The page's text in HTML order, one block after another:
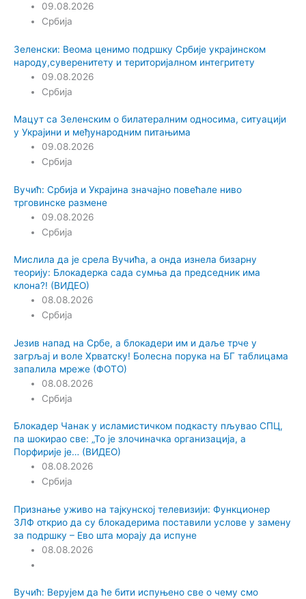
09.08.2026
Србија
Зеленски: Веома ценимо подршку Србије украјинском
народу,суверенитету и територијалном интегритету
09.08.2026
Србија
Мацут са Зеленским о билатералним односима, ситуацији
у Украјини и међународним питањима
09.08.2026
Србија
Вучић: Србија и Украјина значајно повећале ниво
трговинске размене
09.08.2026
Србија
Мислила да је срела Вучића, а онда изнела бизарну
теорију: Блокадерка сада сумња да председник има
клона?! (ВИДЕО)
08.08.2026
Србија
Језив напад на Србе, а блокадери им и даље трче у
загрљај и воле Хрватску! Болесна порука на БГ таблицама
запалила мреже (ФОТО)
08.08.2026
Србија
Блокадер Чанак у исламистичком подкасту пљувао СПЦ,
па шокирао све: „То је злочиначка организација, а
Порфирије је… (ВИДЕО)
08.08.2026
Србија
Признање уживо на тајкунској телевизији: Функционер
ЗЛФ открио да су блокадерима поставили услове у замену
за подршку – Ево шта морају да испуне
08.08.2026
Вучић: Верујем да ће бити испуњено све о чему смо